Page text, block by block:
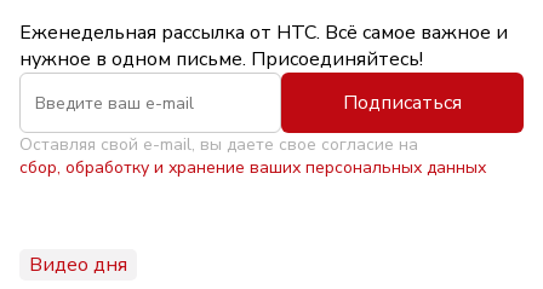
Еженедельная рассылка от НТС. Всё самое важное и
нужное в одном письме. Присоединяйтесь!
Подписаться
Оставляя свой e-mail, вы даете свое согласие на
сбор, обработку и хранение ваших персональных данных
Видео дня